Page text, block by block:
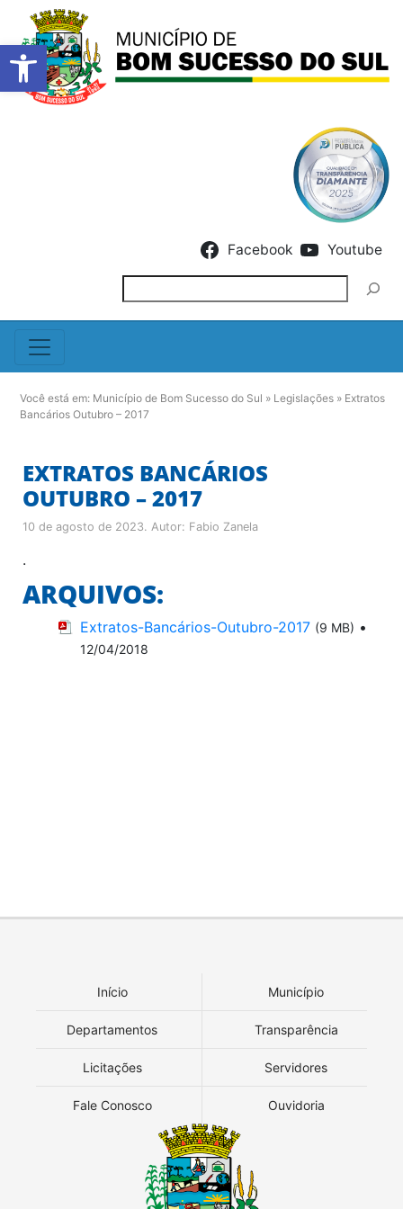
Barra de Ferramentas
Facebook Youtube
Você está em: Município de Bom Sucesso do Sul » Legislações » Extratos
Bancários Outubro – 2017
EXTRATOS BANCÁRIOS
OUTUBRO – 2017
10 de agosto de 2023. Autor: Fabio Zanela
.
ARQUIVOS:
Extratos-Bancários-Outubro-2017 (9 MB) •
12/04/2018
Início Município
Departamentos Transparência
Licitações Servidores
Fale Conosco Ouvidoria